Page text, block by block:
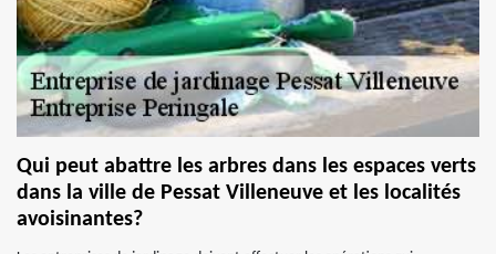
Qui peut abattre les arbres dans les espaces verts
dans la ville de Pessat Villeneuve et les localités
avoisinantes?